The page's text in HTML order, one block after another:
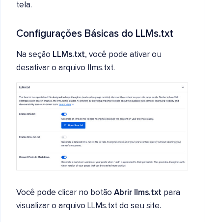
tela.
Configurações Básicas do LLMs.txt
Na seção LLMs.txt, você pode ativar ou
desativar o arquivo llms.txt.
Você pode clicar no botão Abrir llms.txt para
visualizar o arquivo LLMs.txt do seu site.